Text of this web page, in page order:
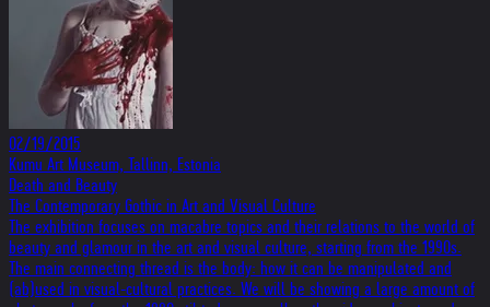
02/19/2015
Kumu Art Museum, Tallinn, Estonia
Death and Beauty
The Contemporary Gothic in Art and Visual Culture
The exhibition focuses on macabre topics and their relations to the world of
beauty and glamour in the art and visual culture, starting from the 1990s.
The main connecting thread is the body: how it can be manipulated and
(ab)used in visual-cultural practices. We will be showing a large amount of